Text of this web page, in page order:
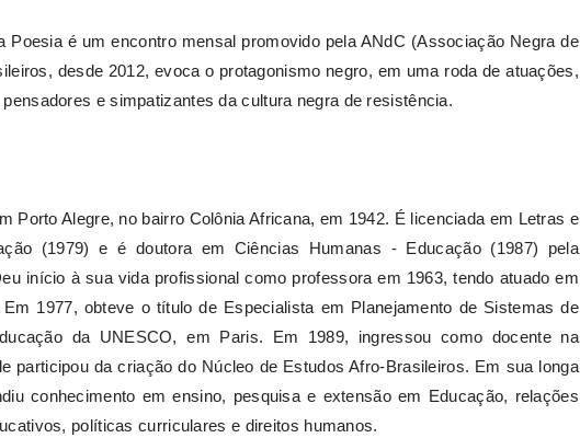
é um encontro mensal promovido pela ANdC (Associação Negra de
desde 2012, evoca o protagonismo negro, em uma roda de atuações,
e simpatizantes da cultura negra de resistência.
Porto Alegre, no bairro Colônia Africana, em 1942. É licenciada em Letras e
(1979) e é doutora em Ciências Humanas - Educação (1987) pela
início à sua vida profissional como professora em 1963, tendo atuado em
1977, obteve o título de Especialista em Planejamento de Sistemas de
da UNESCO, em Paris. Em 1989, ingressou como docente na
participou da criação do Núcleo de Estudos Afro-Brasileiros. Em sua longa
conhecimento em ensino, pesquisa e extensão em Educação, relações
políticas curriculares e direitos humanos.